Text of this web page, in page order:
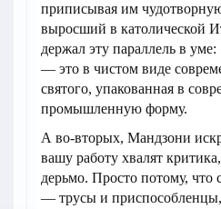
приписывая им
выросший в католической
держал эту параллель в
— это в чистом виде
святого, упакованная в
промышленную форму.
А во-вторых, Мандзони
вашу работу хвалят
дерьмо. Просто потому, что
— трусы и